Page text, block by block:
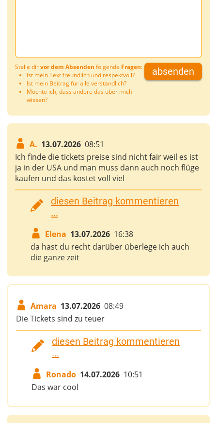
Stelle dirvor dem Absenden folgende Fragen:
Ist mein Text freundlich und respektvoll?
Ist mein Beitrag für alle verständlich?
Möchte ich, dass andere das über mich
wissen?
absenden
A. 13.07.2026 08:51
Ich finde die tickets preise sind nicht fair weil es ist
ja in der USA und man muss dann auch noch flüge
kaufen und das kostet voll viel
diesen Beitrag kommentieren
...
Elena 13.07.2026 16:38
da hast du recht darüber überlege ich auch
die ganze zeit
Amara 13.07.2026 08:49
Die Tickets sind zu teuer
diesen Beitrag kommentieren
...
Ronado 14.07.2026 10:51
Das war cool